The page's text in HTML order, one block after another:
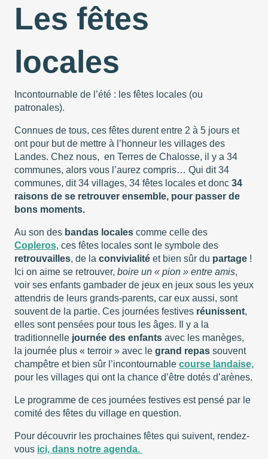
Les fêtes
locales
Incontournable de l’été : les fêtes locales (ou
patronales).
Connues de tous, ces fêtes durent entre 2 à 5 jours et
ont pour but de mettre à l’honneur les villages des
Landes. Chez nous, en Terres de Chalosse, il y a 34
communes, alors vous l’aurez compris… Qui dit 34
communes, dit 34 villages, 34 fêtes locales et donc 34
raisons de se retrouver ensemble, pour passer de
bons moments.
Au son des bandas locales comme celle des
Copleros, ces fêtes locales sont le symbole des
retrouvailles, de la convivialité et bien sûr du partage !
Ici on aime se retrouver, boire un « pion » entre amis,
voir ses enfants gambader de jeux en jeux sous les yeux
attendris de leurs grands-parents, car eux aussi, sont
souvent de la partie. Ces journées festives réunissent,
elles sont pensées pour tous les âges. Il y a la
traditionnelle journée des enfants avec les manèges,
la journée plus « terroir » avec le grand repas souvent
champêtre et bien sûr l’incontournable course landaise,
pour les villages qui ont la chance d’être dotés d’arènes.
Le programme de ces journées festives est pensé par le
comité des fêtes du village en question.
Pour découvrir les prochaines fêtes qui suivent, rendez-
vous ici, dans notre agenda.